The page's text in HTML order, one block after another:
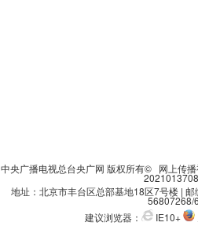
中央广播电视总台央广网 版权所有© 网上传
地址：北京市丰台区总部基地18区7号楼 |
56807268/
建议浏览器：
IE10+